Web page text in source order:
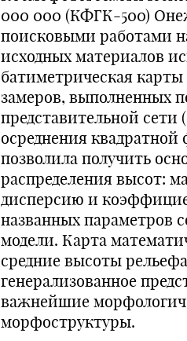
000 000 (КФГК-500)
поисковыми работами
исходных материалов
батиметрическая
замеров, выполненных
представительной сети
осреднения
позволила получить
распределения высот:
дисперсию и
названных параметров
модели. Карта
средние высоты
генерализованное
важнейшие
морфоструктуры.